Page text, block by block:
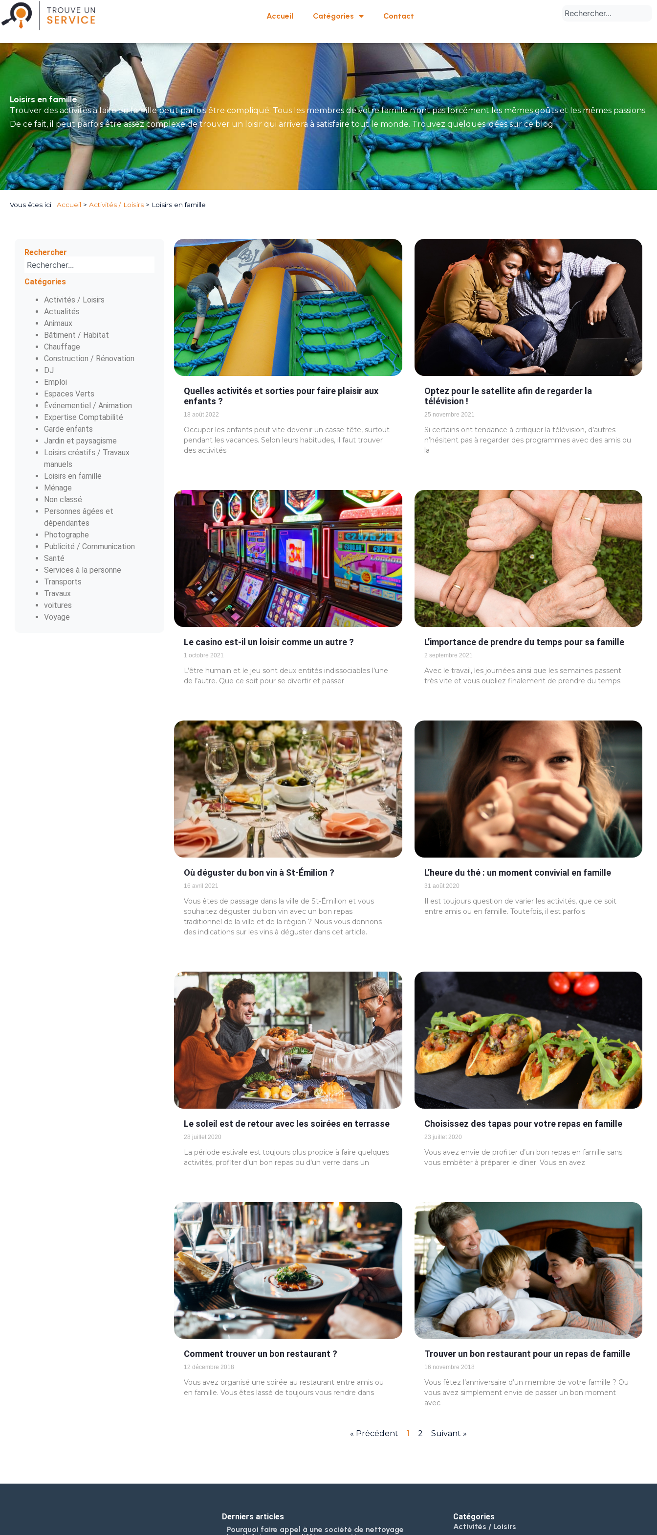
Accueil Catégories Contact
Loisirs en famille
Trouver des activités à faire en famille peut parfois être compliqué. Tous les membres de votre famille n’ont pas forcément les mêmes goûts et les mêmes passions.
De ce fait, il peut parfois être assez complexe de trouver un loisir qui arrivera à satisfaire tout le monde. Trouvez quelques idées sur ce blog !
Vous êtes ici : Accueil > Activités / Loisirs > Loisirs en famille
Rechercher
Catégories
Activités / Loisirs
Actualités
Animaux
Bâtiment / Habitat
Chauffage
Construction / Rénovation
DJ
Emploi
Espaces Verts
Événementiel / Animation
Expertise Comptabilité
Garde enfants
Jardin et paysagisme
Loisirs créatifs / Travaux
manuels
Loisirs en famille
Ménage
Non classé
Personnes âgées et
dépendantes
Photographe
Publicité / Communication
Santé
Services à la personne
Transports
Travaux
voitures
Voyage
Quelles activités et sorties pour faire plaisir aux
enfants ?
18 août 2022
Occuper les enfants peut vite devenir un casse-tête, surtout
pendant les vacances. Selon leurs habitudes, il faut trouver
des activités
Optez pour le satellite afin de regarder la
télévision !
25 novembre 2021
Si certains ont tendance à critiquer la télévision, d’autres
n’hésitent pas à regarder des programmes avec des amis ou
la
Le casino est-il un loisir comme un autre ?
1 octobre 2021
L’être humain et le jeu sont deux entités indissociables l’une
de l’autre. Que ce soit pour se divertir et passer
L’importance de prendre du temps pour sa famille
2 septembre 2021
Avec le travail, les journées ainsi que les semaines passent
très vite et vous oubliez finalement de prendre du temps
Où déguster du bon vin à St-Émilion ?
16 avril 2021
Vous êtes de passage dans la ville de St-Émilion et vous
souhaitez déguster du bon vin avec un bon repas
traditionnel de la ville et de la région ? Nous vous donnons
des indications sur les vins à déguster dans cet article.
L’heure du thé : un moment convivial en famille
31 août 2020
Il est toujours question de varier les activités, que ce soit
entre amis ou en famille. Toutefois, il est parfois
Le soleil est de retour avec les soirées en terrasse
28 juillet 2020
La période estivale est toujours plus propice à faire quelques
activités, profiter d’un bon repas ou d’un verre dans un
Choisissez des tapas pour votre repas en famille
23 juillet 2020
Vous avez envie de profiter d’un bon repas en famille sans
vous embêter à préparer le dîner. Vous en avez
Comment trouver un bon restaurant ?
12 décembre 2018
Vous avez organisé une soirée au restaurant entre amis ou
en famille. Vous êtes lassé de toujours vous rendre dans
Trouver un bon restaurant pour un repas de famille
16 novembre 2018
Vous fêtez l’anniversaire d’un membre de votre famille ? Ou
vous avez simplement envie de passer un bon moment
avec
« Précédent 1 2 Suivant »
Derniers articles
Pourquoi faire appel à une société de nettoyage
Catégories
Activités / Loisirs